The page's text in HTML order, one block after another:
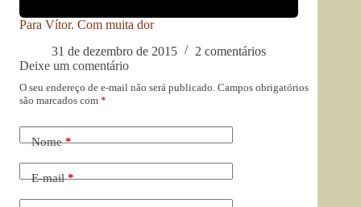
Para Vítor. Com muita dor
31 de dezembro de 2015
2 comentários
Deixe um comentário
O seu endereço de e-mail não será publicado. Campos obrigatórios
são marcados com *
Nome*
E-mail*